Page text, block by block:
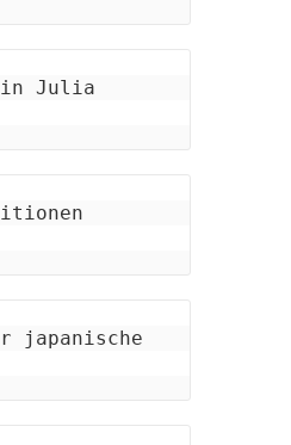
Julia
japanische